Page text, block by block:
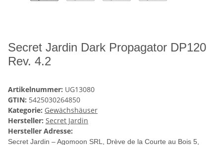
Secret Jardin Dark Propagator DP120
Rev. 4.2
Artikelnummer: UG13080
GTIN: 5425030264850
Kategorie: Gewächshäuser
Hersteller: Secret Jardin
Hersteller Adresse:
Secret Jardin – Agomoon SRL, Drève de la Courte au Bois 5,